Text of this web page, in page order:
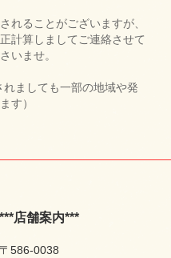
れることがございますが、
計算しましてご連絡させて
いませ。
ましても一部の地域や発
す）
***店舗案内***
〒586-0038